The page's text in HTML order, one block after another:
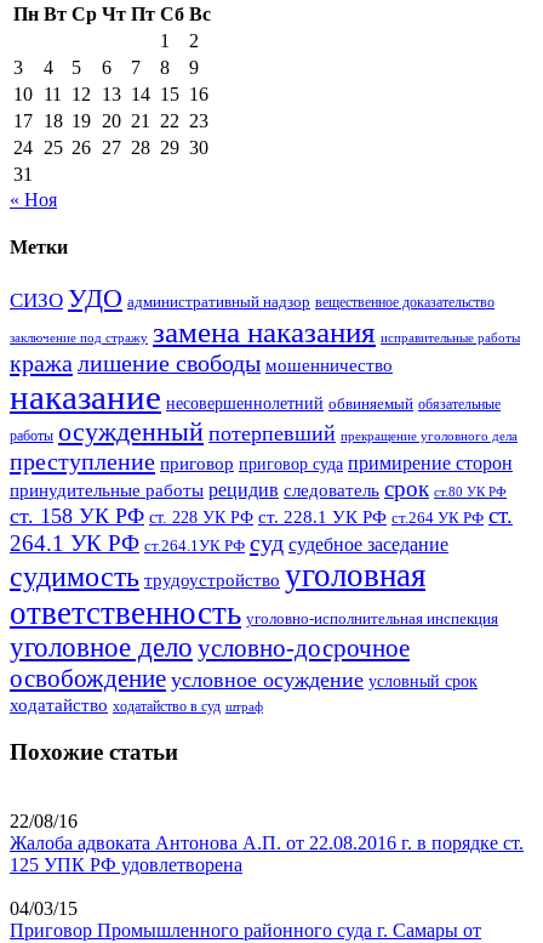
Пн Вт Ср Чт Пт Сб Вс
1
2
3
4 5 6 7 8
9
10 11 12 13 14 15 16
17 18 19 20 21 22 23
24 25 26 27 28 29 30
31
« Ноя
Метки
СИЗО УДО административный надзор вещественное доказательство
заключение под стражу замена наказания исправительные работы
кража лишение свободы мошенничество
наказание несовершеннолетний обвиняемый обязательные
работы осужденный потерпевший прекращение уголовного дела
преступление приговор приговор суда примирение сторон
принудительные работы рецидив следователь срок ст.80 УК РФ
ст. 158 УК РФ ст. 228 УК РФ ст. 228.1 УК РФ ст.264 УК РФ ст.
264.1 УК РФ ст.264.1УК РФ суд судебное заседание
судимость трудоустройство уголовная
ответственность уголовно-исполнительная инспекция
уголовное дело условно-досрочное
освобождение условное осуждение условный срок
ходатайство ходатайство в суд штраф
Похожие статьи
22/08/16
Жалоба адвоката Антонова А.П. от 22.08.2016 г. в порядке ст.
125 УПК РФ удовлетворена
04/03/15
Приговор Промышленного районного суда г. Самары от